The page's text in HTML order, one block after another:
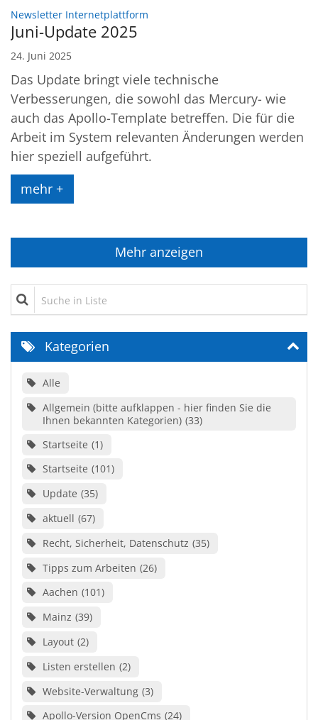
Newsletter Internetplattform
Juni-Update 2025
24. Juni 2025
Das Update bringt viele technische
Verbesserungen, die sowohl das Mercury- wie
auch das Apollo-Template betreffen. Die für die
Arbeit im System relevanten Änderungen werden
hier speziell aufgeführt.
mehr +
Mehr anzeigen
Suche in Liste
Kategorien
Alle
Allgemein (bitte aufklappen - hier finden Sie die
Ihnen bekannten Kategorien) 33
Startseite 1
Startseite 101
Update 35
aktuell 67
Recht, Sicherheit, Datenschutz 35
Tipps zum Arbeiten 26
Aachen 101
Mainz 39
Layout 2
Listen erstellen 2
Website-Verwaltung 3
Apollo-Version OpenCms 24